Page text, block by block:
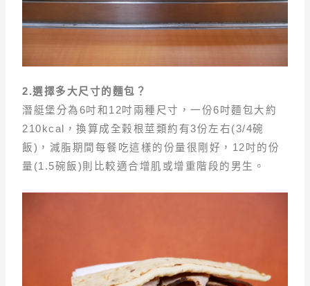
2.選擇多大尺寸的麵包？
潛艇堡分為6吋和12吋兩種尺寸，一份6吋麵包大約
210kcal，換算成全榖根莖類約有3份左右(3/4碗
飯)，減脂期間每餐吃這樣的份量很剛好，12吋的份
量(1.5碗飯)則比較適合增肌或增重階段的男生。